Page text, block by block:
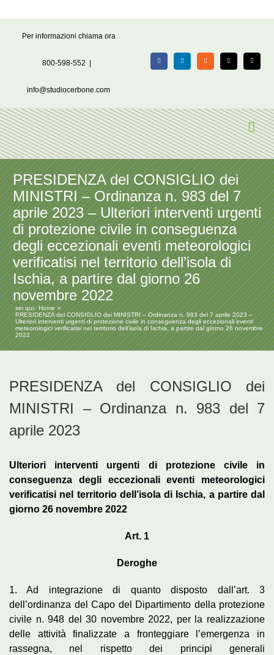
Per informazioni chiama ora
800-598-552
info@studiocerbone.com
FacebookLinkedIn Rss X Email
PRESIDENZA del CONSIGLIO dei
MINISTRI – Ordinanza n. 983 del 7
aprile 2023 – Ulteriori interventi urgenti
di protezione civile in conseguenza
degli eccezionali eventi meteorologici
verificatisi nel territorio dell’isola di
Ischia, a partire dal giorno 26
novembre 2022
sei qui:
Home
PRESIDENZA del CONSIGLIO dei MINISTRI – Ordinanza n. 983 del 7 aprile 2023 –
Ulteriori interventi urgenti di protezione civile in conseguenza degli eccezionali eventi
meteorologici verificatisi nel territorio dell’isola di Ischia, a partire dal giorno 26 novembre
2022
PRESIDENZA del CONSIGLIO dei
MINISTRI – Ordinanza n. 983 del 7
aprile 2023
Ulteriori interventi urgenti di protezione civile in
conseguenza degli eccezionali eventi meteorologici
verificatisi nel territorio dell’isola di Ischia, a partire dal
giorno 26 novembre 2022
Art. 1
Deroghe
1. Ad integrazione di quanto disposto dall’art. 3
dell’ordinanza del Capo del Dipartimento della protezione
civile n. 948 del 30 novembre 2022, per la realizzazione
delle attività finalizzate a fronteggiare l’emergenza in
rassegna, nel rispetto dei principi generali